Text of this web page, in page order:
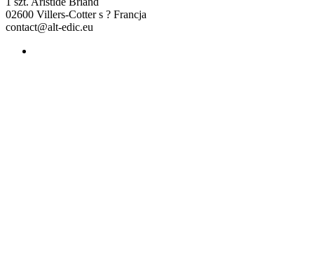
02600 Villers-Cotter s ? Francja
contact@alt-edic.eu